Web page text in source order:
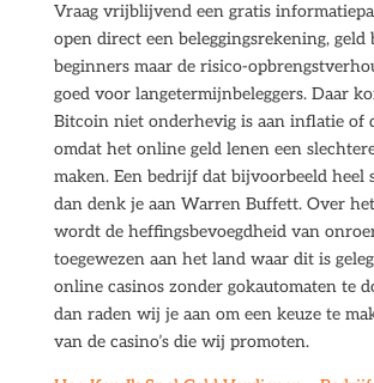
Vraag vrijblijvend een gratis
open direct een beleggingsrekening, geld
beginners maar de risico-
goed voor langetermijnbeleggers. Daar
Bitcoin niet onderhevig is aan inflatie of
omdat het online geld lenen een
maken. Een bedrijf dat bijvoorbeeld heel
dan denk je aan Warren Buffett. Over
wordt de heffingsbevoegdheid van
toegewezen aan het land waar dit is
online casinos zonder gokautomaten te
dan raden wij je aan om een keuze te
van de casino’s die wij promoten.